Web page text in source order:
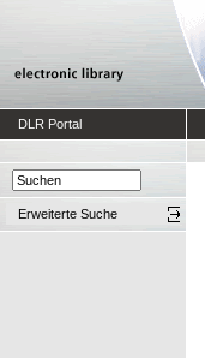
DLR Portal
Erweiterte Suche